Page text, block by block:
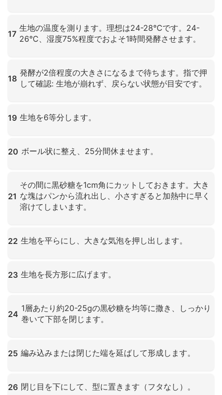
17
生地の温度を測ります。理想は24-28°Cです。24-
26°C、湿度75%程度でおよそ1時間発酵させます。
18
発酵が2倍程度の大きさになるまで待ちます。指で押
して確認: 生地が崩れず、戻らない状態が目安です。
19 生地を6等分します。
20 ボール状に整え、25分間休ませます。
21
その間に黒砂糖を1cm角にカットしておきます。大き
な塊はパンから流れ出し、小さすぎると加熱中に早く
溶けてしまいます。
22 生地を平らにし、大きな気泡を押し出します。
23 生地を長方形に広げます。
24
1層あたり約20-25gの黒砂糖を均等に撒き、しっかり
巻いて下部を閉じます。
25 編み込みまたは閉じた端を延ばして形成します。
26 閉じ目を下にして、型に置きます（フタなし）。